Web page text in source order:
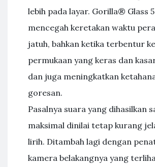
lebih pada layar. Gorilla® Glass
mencegah keretakan waktu
jatuh, bahkan ketika terbentur ke
permukaan yang keras dan
dan juga meningkatkan
goresan.
Pasalnya suara yang dihasilkan
maksimal dinilai tetap kurang
lirih. Ditambah lagi dengan
kamera belakangnya yang